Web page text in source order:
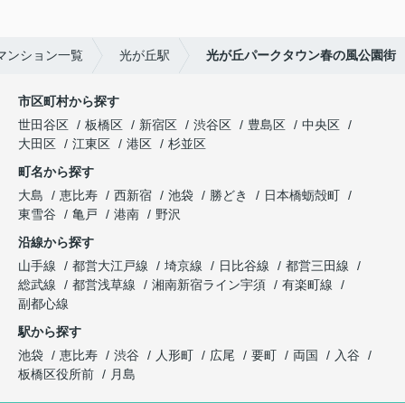
ンション一覧 光が丘駅 光が丘パークタウン春の風公園街
市区町村から探す
世田谷区
板橋区 新宿区 渋谷区 豊島区
中央区
大田区
江東区 港区
杉並区
町名から探す
大島
恵比寿 西新宿 池袋 勝どき
日本橋蛎殻町
東雪谷
亀戸 港南
野沢
沿線から探す
山手線
都営大江戸線 埼京線 日比谷線
都営三田線
総武線
都営浅草線 湘南新宿ライン宇須
有楽町線
副都心線
駅から探す
池袋
恵比寿 渋谷 人形町 広尾 要町 両国
入谷
板橋区役所前
月島